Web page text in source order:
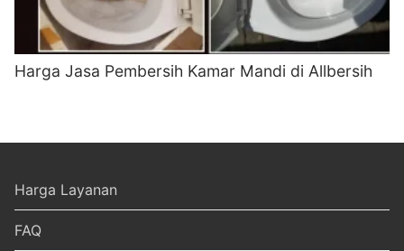
Harga Jasa Pembersih Kamar Mandi di Allbersih
Harga Layanan
FAQ